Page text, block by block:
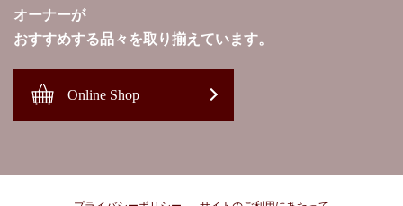
オーナーが
おすすめする品々を取り揃えています。
Online Shop